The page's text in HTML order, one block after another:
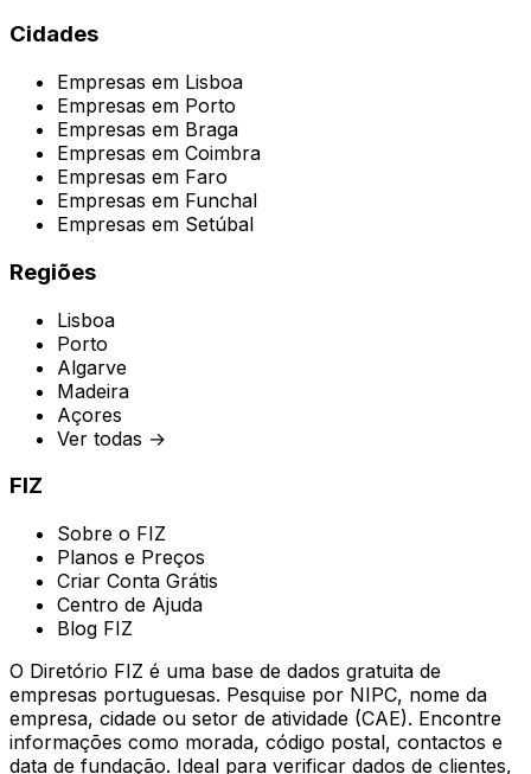
Cidades
Empresas em Lisboa
Empresas em Porto
Empresas em Braga
Empresas em Coimbra
Empresas em Faro
Empresas em Funchal
Empresas em Setúbal
Regiões
Lisboa
Porto
Algarve
Madeira
Açores
Ver todas →
FIZ
Sobre o FIZ
Planos e Preços
Criar Conta Grátis
Centro de Ajuda
Blog FIZ
O Diretório FIZ é uma base de dados gratuita de
empresas portuguesas. Pesquise por NIPC, nome da
empresa, cidade ou setor de atividade (CAE). Encontre
informações como morada, código postal, contactos e
data de fundação. Ideal para verificar dados de clientes,